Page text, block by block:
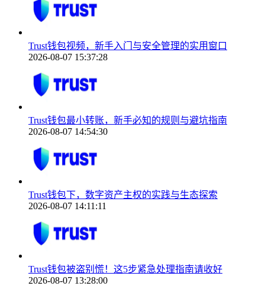
Trust钱包视频，新手入门与安全管理的实用窗口
2026-08-07 15:37:28
Trust钱包最小转账，新手必知的规则与避坑指南
2026-08-07 14:54:30
Trust钱包下，数字资产主权的实践与生态探索
2026-08-07 14:11:11
Trust钱包被盗别慌！这5步紧急处理指南请收好
2026-08-07 13:28:00